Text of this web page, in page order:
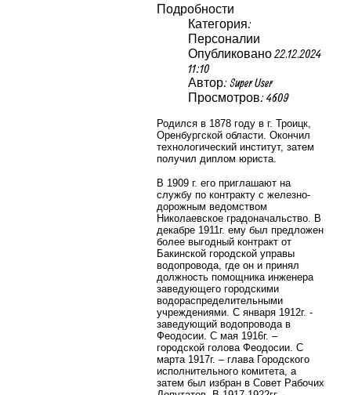
Подробности
Категория:
Персоналии
Опубликовано 22.12.2024
11:10
Автор: Super User
Просмотров: 4609
Родился в 1878 году в г. Троицк,
Оренбургской области. Окончил
технологический институт, затем
получил диплом юриста.
В 1909 г. его приглашают на
службу по контракту с железно-
дорожным ведомством
Николаевское градоначальство. В
декабре 1911г. ему был предложен
более выгодный контракт от
Бакинской городской управы
водопровода, где он и принял
должность помощника инженера
заведующего городскими
водораспределительными
учреждениями. С января 1912г. -
заведующий водопровода в
Феодосии. С мая 1916г. –
городской голова Феодосии. С
марта 1917г. – глава Городского
исполнительного комитета, а
затем был избран в Совет Рабочих